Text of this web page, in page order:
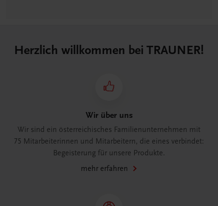
Herzlich willkommen bei TRAUNER!
Wir über uns
Wir sind ein österreichisches Familienunternehmen mit
75 Mitarbeiterinnen und Mitarbeitern, die eines verbindet:
Begeisterung für unsere Produkte.
mehr erfahren